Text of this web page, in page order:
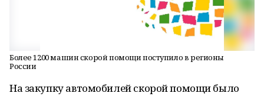
Более 1200 машин скорой помощи поступило в регионы
России
На закупку автомобилей скорой помощи было